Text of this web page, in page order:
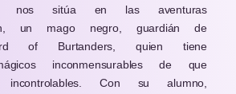
nos sitúa en las aventuras
un mago negro, guardián de
of Burtanders, quien tiene
inconmensurables de que
Con su alumno,